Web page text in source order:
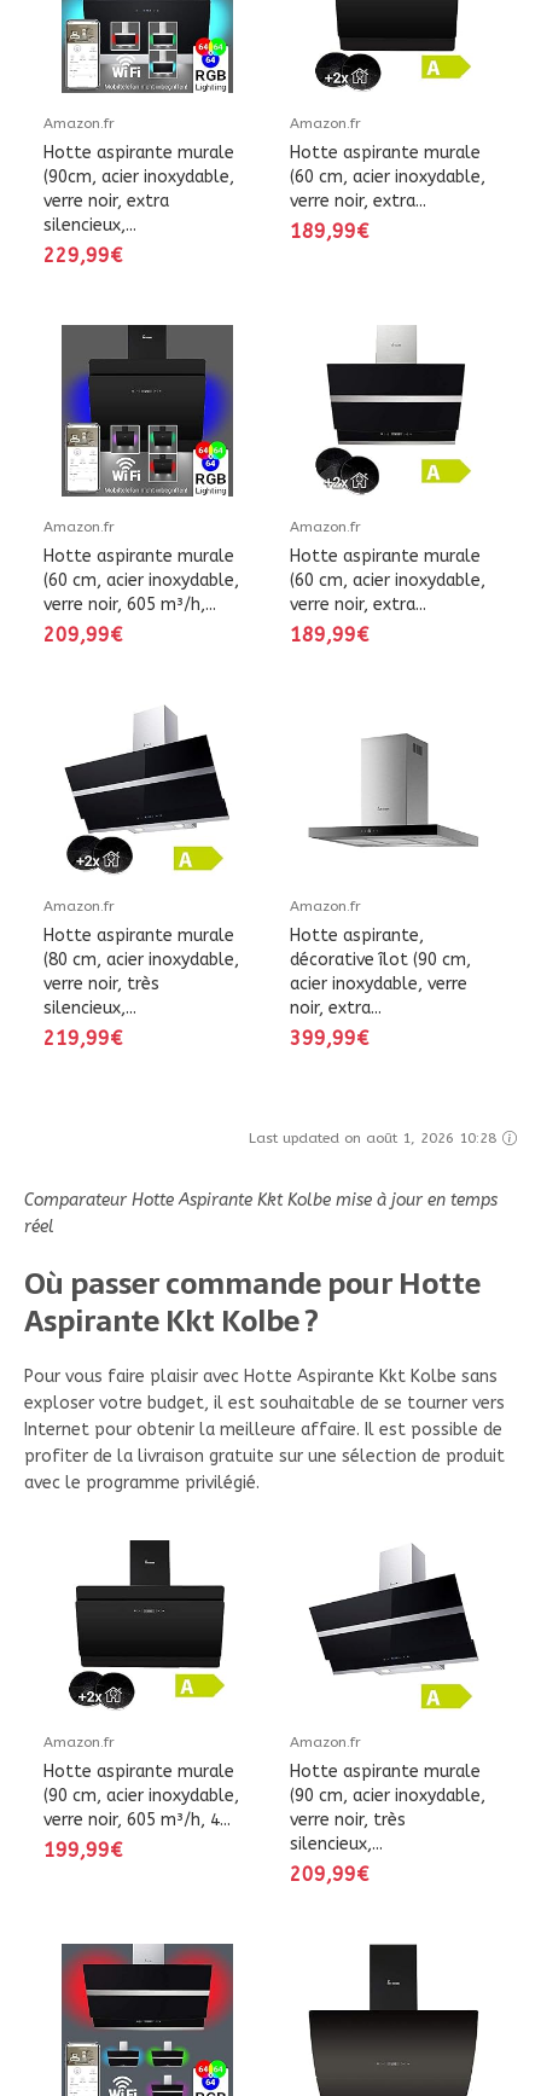
Amazon.fr
Hotte aspirante murale
(90cm, acier inoxydable,
verre noir, extra
silencieux,...
229,99€
Amazon.fr
Hotte aspirante murale
(60 cm, acier inoxydable,
verre noir, extra...
189,99€
Amazon.fr
Hotte aspirante murale
(60 cm, acier inoxydable,
verre noir, 605 m³/h,...
209,99€
Amazon.fr
Hotte aspirante murale
(60 cm, acier inoxydable,
verre noir, extra...
189,99€
Amazon.fr
Hotte aspirante murale
(80 cm, acier inoxydable,
verre noir, très
silencieux,...
219,99€
Amazon.fr
Hotte aspirante,
décorative îlot (90 cm,
acier inoxydable, verre
noir, extra...
399,99€
Last updated on août 1, 2026 10:28
Comparateur Hotte Aspirante Kkt Kolbe mise à jour en temps
réel
Où passer commande pour Hotte
Aspirante Kkt Kolbe ?
Pour vous faire plaisir avec Hotte Aspirante Kkt Kolbe sans
exploser votre budget, il est souhaitable de se tourner vers
Internet pour obtenir la meilleure affaire. Il est possible de
profiter de la livraison gratuite sur une sélection de produit
avec le programme privilégié.
Amazon.fr
Hotte aspirante murale
(90 cm, acier inoxydable,
verre noir, 605 m³/h, 4...
199,99€
Amazon.fr
Hotte aspirante murale
(90 cm, acier inoxydable,
verre noir, très
silencieux,...
209,99€